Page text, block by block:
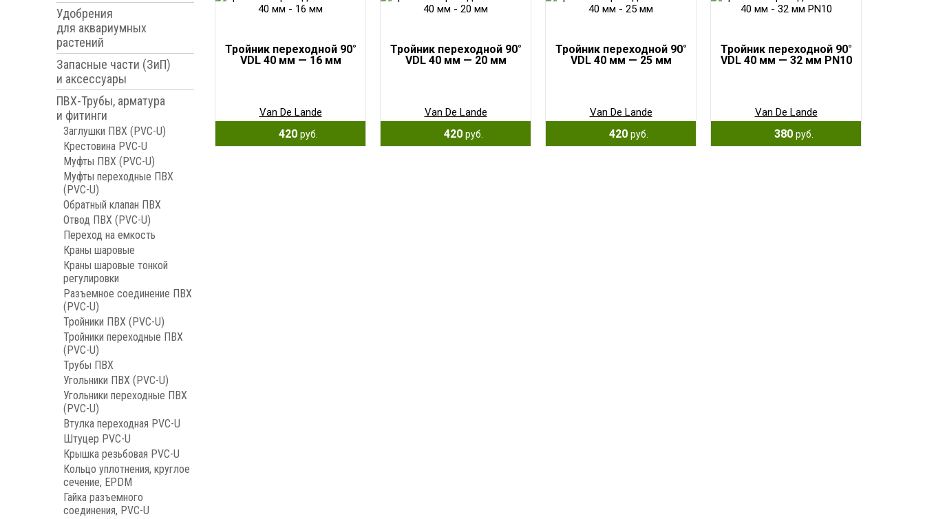
Удобрения
для аквариумных
растений
Запасные части (ЗиП)
и аксессуары
ПВХ-Трубы, арматура
и фитинги
Заглушки ПВХ (PVC-U)
Крестовина PVC-U
Муфты ПВХ (PVC-U)
Муфты переходные ПВХ
(PVC-U)
Обратный клапан ПВХ
Отвод ПВХ (PVC-U)
Переход на емкость
Краны шаровые
Краны шаровые тонкой
регулировки
Разъемное соединение ПВХ
(PVC-U)
Тройники ПВХ (PVC-U)
Тройники переходные ПВХ
(PVC-U)
Трубы ПВХ
Угольники ПВХ (PVC-U)
Угольники переходные ПВХ
(PVC-U)
Втулка переходная PVC-U
Штуцер PVC-U
Крышка резьбовая PVC-U
Кольцо уплотнения, круглое
сечение, EPDM
Гайка разъемного
соединения, PVC-U
Тройник переходной 90°
VDL 40 мм — 16 мм
Van De Lande
420 руб.
Тройник переходной 90°
VDL 40 мм — 20 мм
Van De Lande
420 руб.
Тройник переходной 90°
VDL 40 мм — 25 мм
Van De Lande
420 руб.
Тройник переходной 90°
VDL 40 мм — 32 мм PN10
Van De Lande
380 руб.